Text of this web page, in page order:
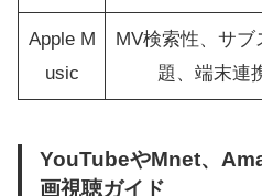
Apple M
usic
MV検索性、サ
題、端末連
YouTubeやMnet、
画視聴ガイド